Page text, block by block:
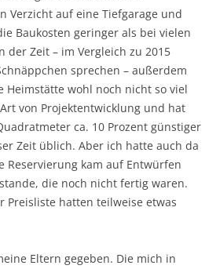
Verzicht auf eine Tiefgarage und
Baukosten geringer als bei vielen
der Zeit – im Vergleich zu 2015
sprechen – außerdem
Heimstätte wohl noch nicht so viel
von Projektentwicklung und hat
ca. 10 Prozent günstiger
Zeit üblich. Aber ich hatte auch da
Reservierung kam auf Entwürfen
die noch nicht fertig waren.
Preisliste hatten teilweise etwas
Eltern gegeben. Die mich in